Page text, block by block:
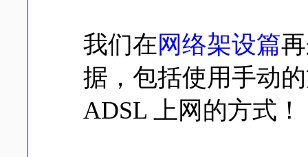
我们在网络架设篇
据，包括使用手动
ADSL 上网的方式！